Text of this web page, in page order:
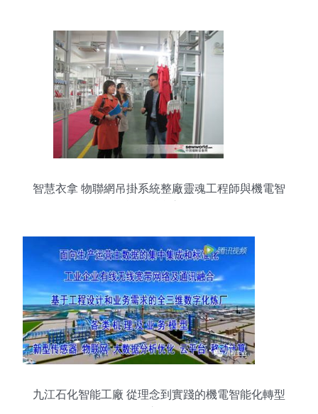
智慧衣拿 物聯網吊掛系統整廠靈魂工程師與機電智
九江石化智能工廠 從理念到實踐的機電智能化轉型